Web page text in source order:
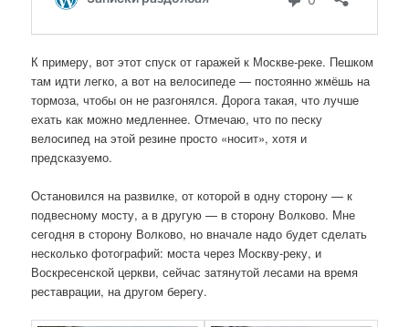
К примеру, вот этот спуск от гаражей к Москве-реке. Пешком
там идти легко, а вот на велосипеде — постоянно жмёшь на
тормоза, чтобы он не разгонялся. Дорога такая, что лучше
ехать как можно медленнее. Отмечаю, что по песку
велосипед на этой резине просто «носит», хотя и
предсказуемо.
Остановился на развилке, от которой в одну сторону — к
подвесному мосту, а в другую — в сторону Волково. Мне
сегодня в сторону Волково, но вначале надо будет сделать
несколько фотографий: моста через Москву-реку, и
Воскресенской церкви, сейчас затянутой лесами на время
реставрации, на другом берегу.